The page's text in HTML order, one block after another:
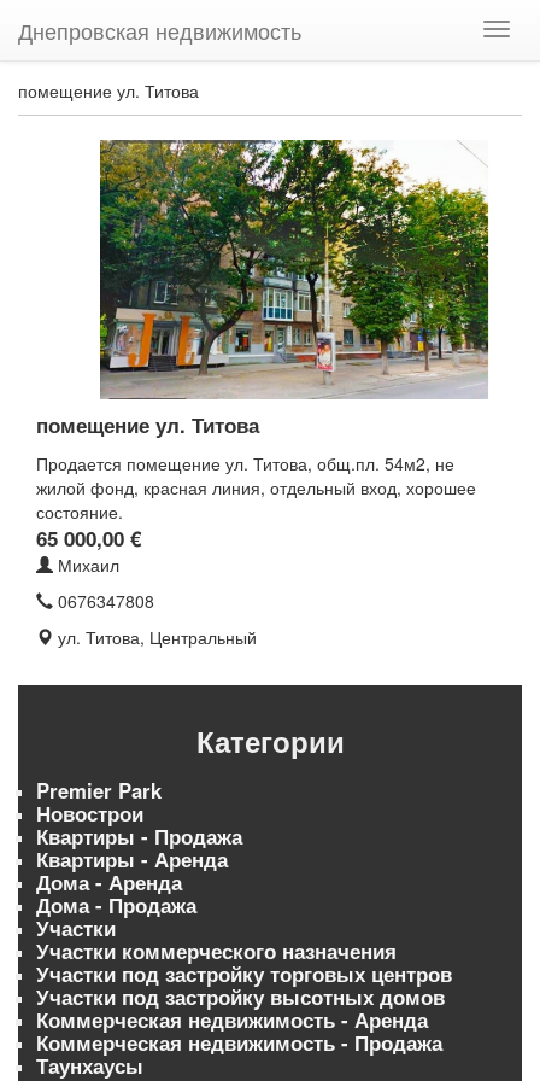
Днепровская недвижимость
помещение ул. Титова
помещение ул. Титова
Продается помещение ул. Титова, общ.пл. 54м2, не
жилой фонд, красная линия, отдельный вход, хорошее
состояние.
65 000,00 €
Михаил
0676347808
ул. Титова, Центральный
Категории
Premier Park
Новострои
Квартиры - Продажа
Квартиры - Аренда
Дома - Аренда
Дома - Продажа
Участки
Участки коммерческого назначения
Участки под застройку торговых центров
Участки под застройку высотных домов
Коммерческая недвижимость - Аренда
Коммерческая недвижимость - Продажа
Таунхаусы